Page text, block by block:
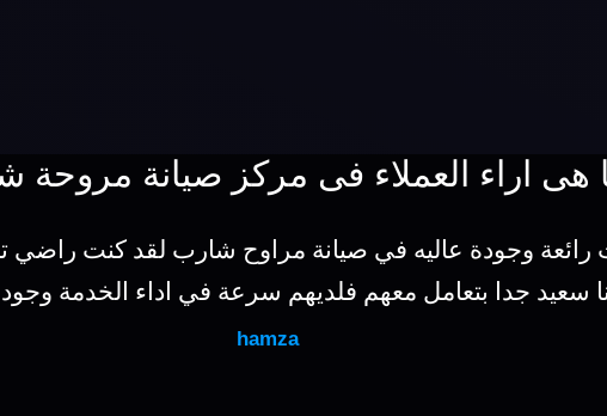
هى اراء العملاء فى مركز صيانة مروحة
وجودة عاليه في صيانة مراوح شارب لقد كنت
سعيد جدا بتعامل معهم فلديهم سرعة في اداء الخدمة
hamza